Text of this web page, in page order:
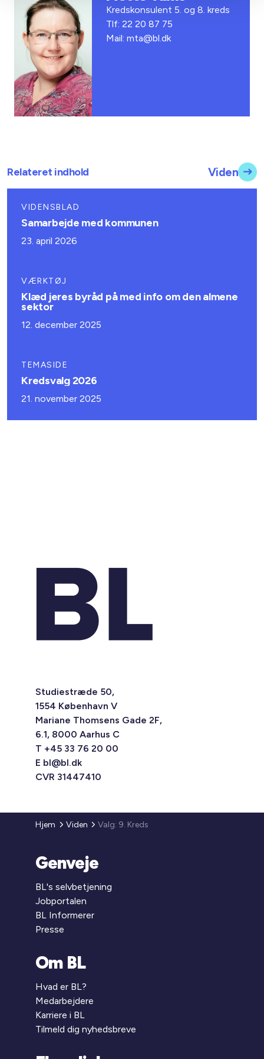
Kredskonsulent 5. og 8. kreds
Tlf: 22 20 87 75
Mail: mta@bl.dk
Relateret indhold Viden
VIDENSBLAD
Samarbejde med kommunen
23. april 2026
VÆRKTØJ
Klæd jeres byråd på med info om den almene
sektor
12. december 2025
TEMASIDE
Kredsvalg 2026
21. november 2025
Studiestræde 50,
1554 København V
Mariane Thomsens Gade 2F,
6.1, 8000 Aarhus C
T +45 33 76 20 00
E bl@bl.dk
CVR 31447410
Hjem Viden Valg: 9. Kreds
Genveje
BL's selvbetjening
Jobportalen
BL Informerer
Presse
Om BL
Hvad er BL?
Medarbejdere
Karriere i BL
Tilmeld dig nyhedsbreve